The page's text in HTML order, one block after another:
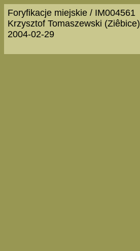
Foryfikacje miejskie / IM004561
Krzysztof Tomaszewski (Ziêbice)
2004-02-29